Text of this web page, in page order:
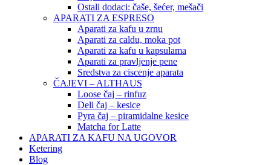
Ostali dodaci: čaše, šećer, mešači
APARATI ZA ESPRESO
Aparati za kafu u zrnu
Aparati za caldu, moka pot
Aparati za kafu u kapsulama
Aparati za pravljenje pene
Sredstva za ciscenje aparata
ČAJEVI – ALTHAUS
Loose čaj – rinfuz
Deli čaj – kesice
Pyra čaj – piramidalne kesice
Matcha for Latte
APARATI ZA KAFU NA UGOVOR
Ketering
Blog